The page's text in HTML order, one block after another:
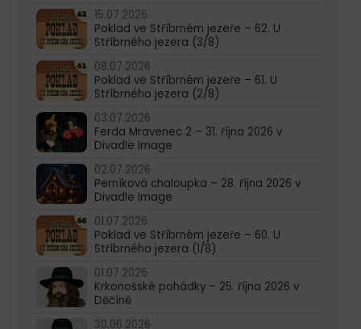
15.07.2026
Poklad ve Stříbrném jezeře – 62. U
Stříbrného jezera (3/8)
08.07.2026
Poklad ve Stříbrném jezeře – 61. U
Stříbrného jezera (2/8)
03.07.2026
Ferda Mravenec 2 – 31. října 2026 v
Divadle Image
02.07.2026
Perníková chaloupka – 28. října 2026 v
Divadle Image
01.07.2026
Poklad ve Stříbrném jezeře – 60. U
Stříbrného jezera (1/8)
01.07.2026
Krkonošské pohádky – 25. října 2026 v
Děčíně
30.06.2026